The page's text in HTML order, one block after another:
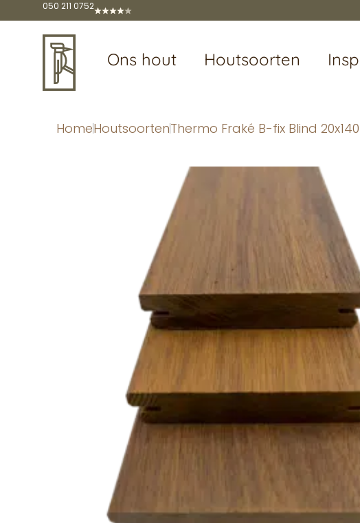
050 211 0752
Ons hout Houtsoorten
HomeHoutsoortenThermo Fraké B-fix Blind